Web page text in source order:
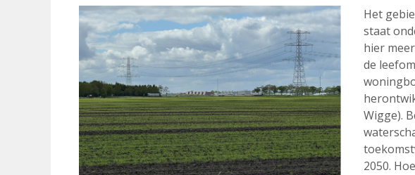
Het
staat
hier
de
Wigge).
2050.